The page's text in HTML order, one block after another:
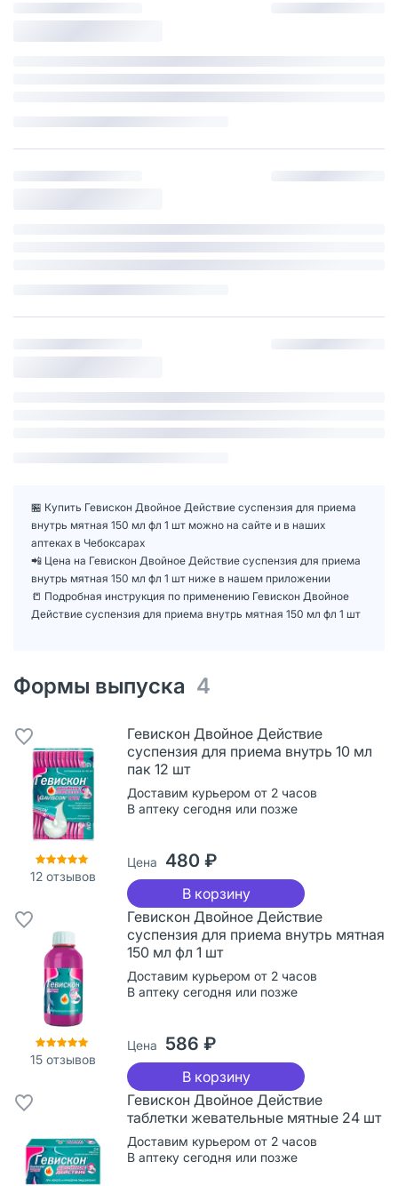
🏪 Купить Гевискон Двойное Действие суспензия для приема
внутрь мятная 150 мл фл 1 шт можно на сайте и в наших
аптеках в Чебоксарах
📲 Цена на Гевискон Двойное Действие суспензия для приема
внутрь мятная 150 мл фл 1 шт ниже в нашем приложении
📒 Подробная инструкция по применению Гевискон Двойное
Действие суспензия для приема внутрь мятная 150 мл фл 1 шт
Формы выпуска 4
12 отзывов
Гевискон Двойное Действие
суспензия для приема внутрь 10 мл
пак 12 шт
Доставим курьером от 2 часов
В аптеку сегодня или позже
Цена 480 ₽
В корзину
15 отзывов
Гевискон Двойное Действие
суспензия для приема внутрь мятная
150 мл фл 1 шт
Доставим курьером от 2 часов
В аптеку сегодня или позже
Цена 586 ₽
В корзину
Гевискон Двойное Действие
таблетки жевательные мятные 24 шт
Доставим курьером от 2 часов
В аптеку сегодня или позже